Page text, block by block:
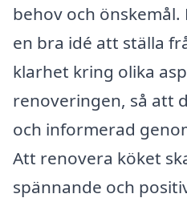
behov och önskemål.
en bra idé att ställa
klarhet kring olika
renoveringen, så att
och informerad
Att renovera köket
spännande och